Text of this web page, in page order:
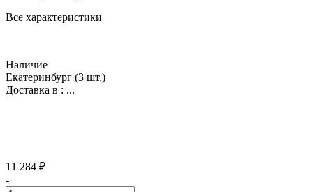
Все характеристики
Наличие
Екатеринбург (3 шт.)
Доставка в : ...
11 284 ₽
-